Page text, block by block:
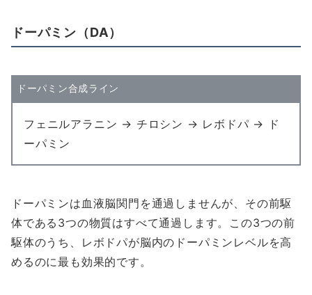
ドーパミン （DA）
ドーパミン合成ライン
フェニルアラニン → チロシン → レボドパ → ド
ーパミン
ドーパミンは血液脳関門を通過しませんが、その前駆
体である3つの物質はすべて通過します。この3つの前
駆体のうち、レボドパが脳内のドーパミンレベルを高
めるのに最も効果的です。